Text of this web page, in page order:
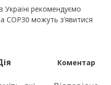
Україні рекомендуємо
COP30 можуть з’явитися
Коментар